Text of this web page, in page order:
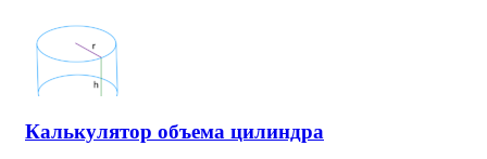
Калькулятор объема цилиндра